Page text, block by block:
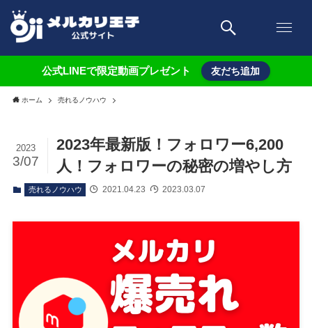
公式LINEで限定動画プレゼント 友だち追加
ホーム 売れるノウハウ
2023年最新版！フォロワー6,200
人！フォロワーの秘密の増やし方
2023
3/07
売れるノウハウ 2021.04.23 2023.03.07